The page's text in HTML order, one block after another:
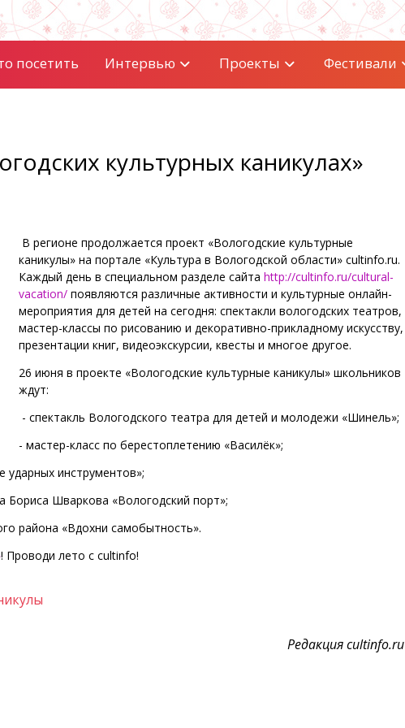
посетить Интервью Проекты Фестивали
культурных каникулах»
В регионе продолжается проект «Вологодские культурные
каникулы» на портале «Культура в Вологодской области» cultinfo.ru.
Каждый день в специальном разделе сайта http://cultinfo.ru/cultural-
vacation/появляются различные активности и культурные онлайн-
мероприятия для детей на сегодня: спектакли вологодских театров,
мастер-классы по рисованию и декоративно-прикладному искусству,
презентации книг, видеоэкскурсии, квесты и многое другое.
26 июня в проекте «Вологодские культурные каникулы» школьников
ждут:
- спектакль Вологодского театра для детей и молодежи «Шинель»;
- мастер-класс по берестоплетению «Василёк»;
ударных инструментов»;
Бориса Шваркова «Вологодский порт»;
района «Вдохни самобытность».
! Проводи лето с cultinfo!
Редакция cultinfo.ru